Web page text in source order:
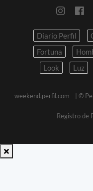
Diario Perfil
Fortuna
Look
Luz
weekend.perfil.com -
| ©
Registro de